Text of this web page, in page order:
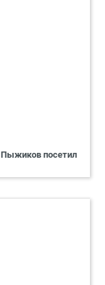
Пыжиков посетил